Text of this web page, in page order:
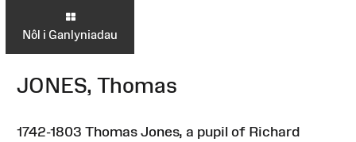
Nôl i Ganlyniadau
JONES, Thomas
1742-1803 Thomas Jones, a pupil of Richard